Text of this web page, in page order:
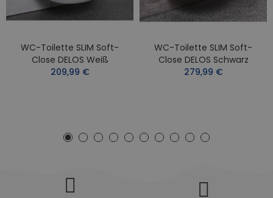
WC-Toilette SLIM Soft-
Close DELOS Weiß
209,99 €
WC-Toilette SLIM Soft-
Close DELOS Schwarz
279,99 €